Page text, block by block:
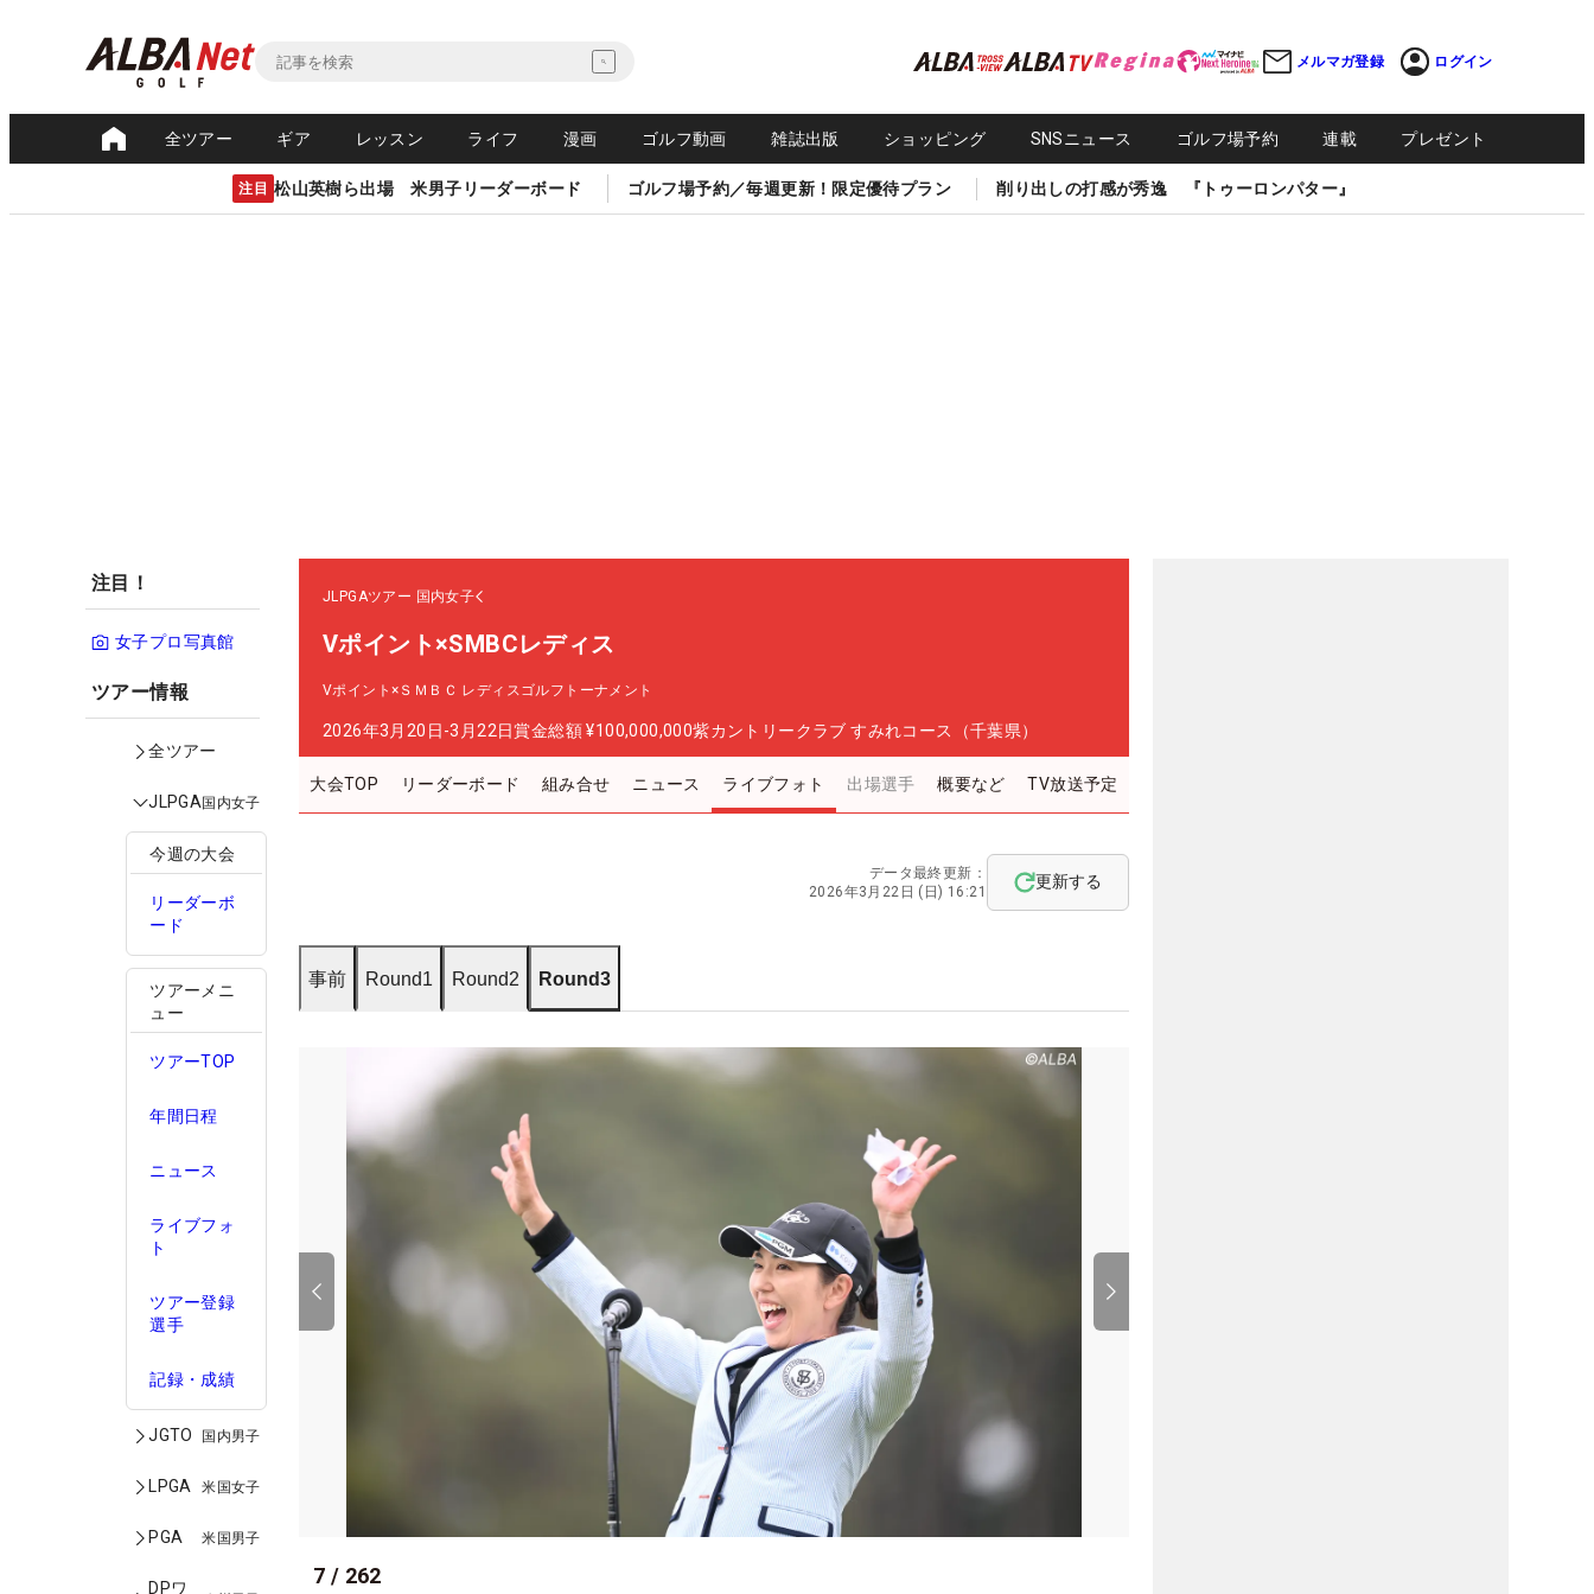
メルマガ登録 ログイン
全ツアー ギア レッスン ライフ 漫画 ゴルフ動画 雑誌出版 ショッピング SNSニュース ゴルフ場予約 連載 プレゼント
注目 松山英樹ら出場 米男子リーダーボード ゴルフ場予約／毎週更新！限定優待プラン 削り出しの打感が秀逸 『トゥーロンパター』
注目！
女子プロ写真館
ツアー情報
全ツアー
JLPGA国内女子
今週の大会
リーダーボ
ード
ツアーメニ
ュー
ツアーTOP
年間日程
ニュース
ライブフォ
ト
ツアー登録
選手
記録・成績
JGTO 国内男子
LPGA 米国女子
PGA 米国男子
DPワ
JLPGAツアー 国内女子
Vポイント×SMBCレディス
Vポイント×ＳＭＢＣ レディスゴルフトーナメント
2026年3月20日-3月22日賞金総額 ¥100,000,000紫カントリークラブ すみれコース（千葉県）
大会TOP リーダーボード 組み合せ ニュース ライブフォト 出場選手 概要など TV放送予定
データ最終更新：
2026年3月22日 (日) 16:21
更新する
事前 Round1 Round2 Round3
7 / 262